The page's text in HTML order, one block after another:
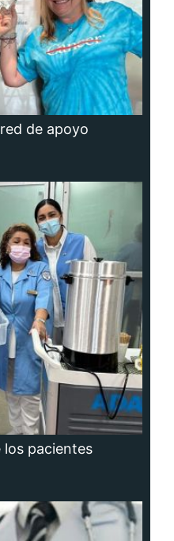
de apoyo
los pacientes